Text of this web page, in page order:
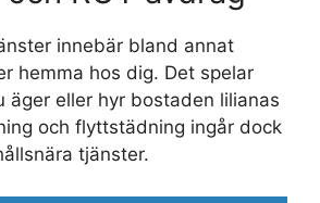
innebär bland annat
hemma hos dig. Det spelar
äger eller hyr bostaden lilianas
och flyttstädning ingår dock
tjänster.